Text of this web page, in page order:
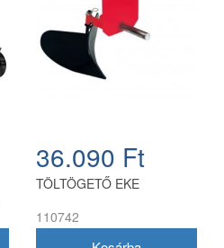
36.090 Ft
TÖLTÖGETŐ EKE
110742